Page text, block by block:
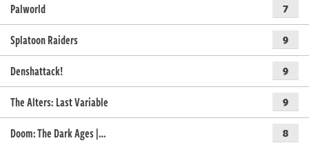
Palworld 7
Splatoon Raiders 9
Denshattack! 9
The Alters: Last Variable 9
Doom: The Dark Ages |… 8